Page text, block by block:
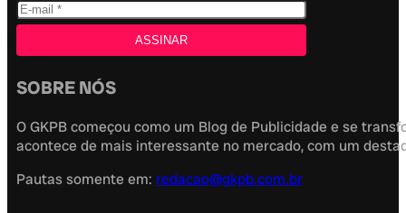
SOBRE NÓS
O GKPB começou como um Blog de Publicidade e se
acontece de mais interessante no mercado, com um
Pautas somente em: redacao@gkpb.com.br